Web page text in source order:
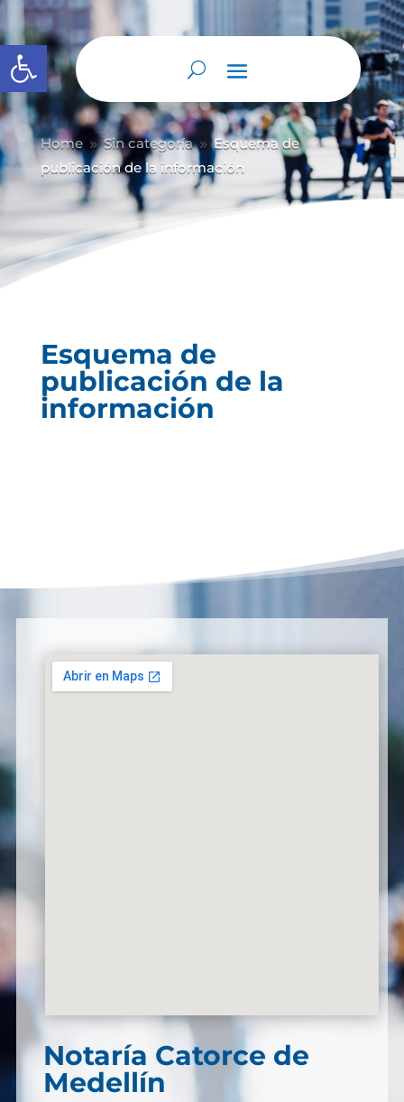
Abrir barra de herramientas
Home 9 Sin categoría 9 Esquema de
publicación de la información
Esquema de
publicación de la
información
Notaría Catorce de
Medellín